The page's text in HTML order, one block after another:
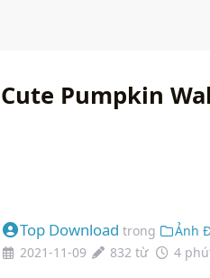
Cute Pumpkin
Top Download trong
Ảnh
2021-11-09
832 từ 4